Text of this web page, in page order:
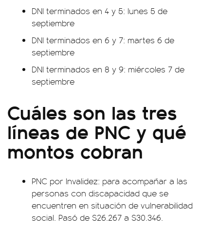
DNI terminados en 4 y 5: lunes 5 de
septiembre
DNI terminados en 6 y 7: martes 6 de
septiembre
DNI terminados en 8 y 9: miércoles 7 de
septiembre
Cuáles son las tres
líneas de PNC y qué
montos cobran
PNC por Invalidez: para acompañar a las
personas con discapacidad que se
encuentren en situación de vulnerabilidad
social. Pasó de $26.267 a $30.346.